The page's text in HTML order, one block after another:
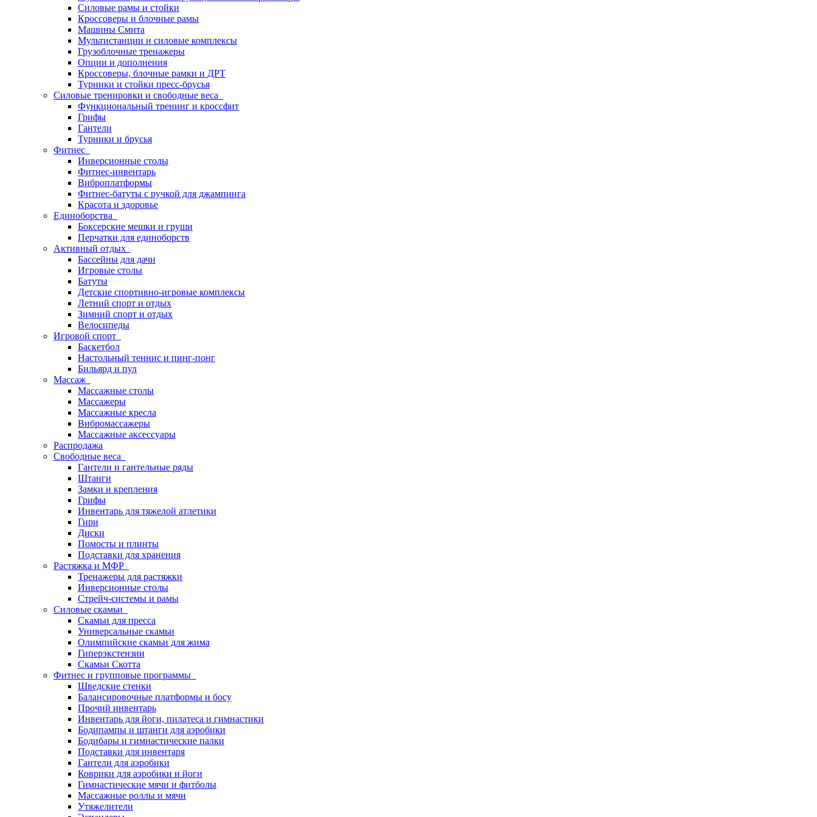
Силовые рамы и стойки
Кроссоверы и блочные рамы
Машины Смита
Мультистанции и силовые комплексы
Грузоблочные тренажеры
Опции и дополнения
Кроссоверы, блочные рамки и ДРТ
Турники и стойки пресс-брусья
Силовые тренировки и свободные веса
Функциональный тренинг и кроссфит
Грифы
Гантели
Турники и брусья
Фитнес
Инверсионные столы
Фитнес-инвентарь
Виброплатформы
Фитнес-батуты с ручкой для джампинга
Красота и здоровье
Единоборства
Боксерские мешки и груши
Перчатки для единоборств
Активный отдых
Бассейны для дачи
Игровые столы
Батуты
Детские спортивно-игровые комплексы
Летний спорт и отдых
Зимний спорт и отдых
Велосипеды
Игровой спорт
Баскетбол
Настольный теннис и пинг-понг
Бильярд и пул
Массаж
Массажные столы
Массажеры
Массажные кресла
Вибромассажеры
Массажные аксессуары
Распродажа
Свободные веса
Гантели и гантельные ряды
Штанги
Замки и крепления
Грифы
Инвентарь для тяжелой атлетики
Гири
Диски
Помосты и плинты
Подставки для хранения
Растяжка и МФР
Тренажеры для растяжки
Инверсионные столы
Стрейч-системы и рамы
Силовые скамьи
Скамьи для пресса
Универсальные скамьи
Олимпийские скамьи для жима
Гиперэкстензии
Скамьи Скотта
Фитнес и групповые программы
Шведские стенки
Балансировочные платформы и босу
Прочий инвентарь
Инвентарь для йоги, пилатеса и гимнастики
Бодипампы и штанги для аэробики
Бодибары и гимнастические палки
Подставки для инвентаря
Гантели для аэробики
Коврики для аэробики и йоги
Гимнастические мячи и фитболы
Массажные роллы и мячи
Утяжелители